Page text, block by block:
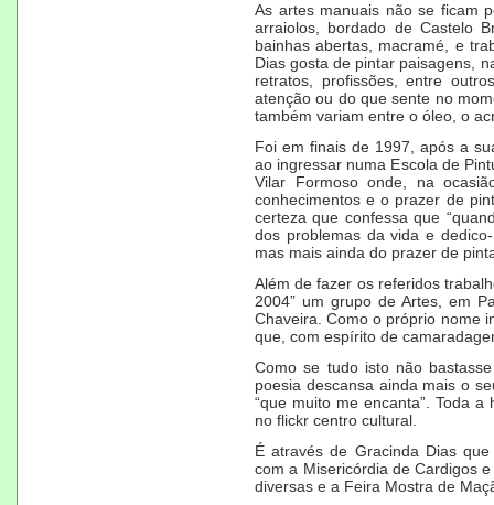
As artes manuais não se ficam
arraiolos, bordado de Castelo
bainhas abertas, macramé, e
Dias gosta de pintar paisagens,
retratos, profissões, entre
atenção ou do que sente no
também variam entre o óleo, o
Foi em finais de 1997, após a
ao ingressar numa Escola de
Vilar Formoso onde, na
conhecimentos e o prazer de
certeza que confessa que
dos problemas da vida e
mas mais ainda do prazer de
Além de fazer os referidos
2004” um grupo de Artes, em
Chaveira. Como o próprio nome
que, com espírito de
Como se tudo isto não
poesia descansa ainda mais o
“que muito me encanta”. Toda
no flickr centro cultural.
É através de Gracinda Dias
com a Misericórdia de Cardigos
diversas e a Feira Mostra de